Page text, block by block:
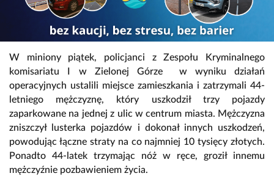
W miniony piątek, policjanci z Zespołu Kryminalnego
komisariatu I w Zielonej Górze w wyniku działań
operacyjnych ustalili miejsce zamieszkania i zatrzymali 44-
letniego mężczyznę, który uszkodził trzy pojazdy
zaparkowane na jednej z ulic w centrum miasta. Mężczyzna
zniszczył lusterka pojazdów i dokonał innych uszkodzeń,
powodując łączne straty na co najmniej 10 tysięcy złotych.
Ponadto 44-latek trzymając nóż w ręce, groził innemu
mężczyźnie pozbawieniem życia.